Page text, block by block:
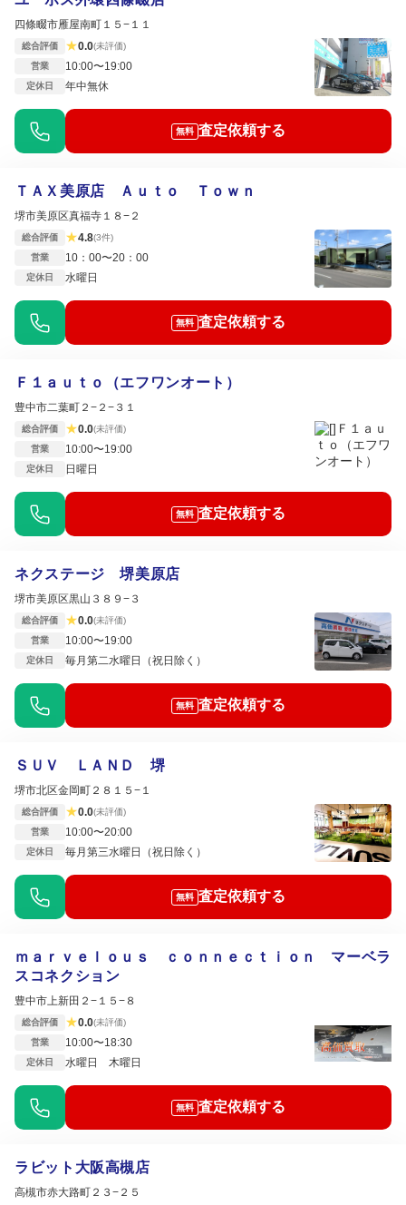
四條畷市雁屋南町１５−１１
総合評価 ★0.0(未評価)
営業
10:00〜19:00
定休日 年中無休
無料 査定依頼する
ＴＡＸ美原店 Ａｕｔｏ Ｔｏｗｎ
堺市美原区真福寺１８−２
総合評価 ★4.8(3件)
営業
10：00〜20：00
定休日 水曜日
無料 査定依頼する
Ｆ１ａｕｔｏ（エフワンオート）
豊中市二葉町２−２−３１
総合評価 ★0.0(未評価)
営業
10:00〜19:00
定休日 日曜日
無料 査定依頼する
ネクステージ 堺美原店
堺市美原区黒山３８９−３
総合評価 ★0.0(未評価)
営業
10:00〜19:00
定休日 毎月第二水曜日（祝日除く）
無料 査定依頼する
ＳＵＶ ＬＡＮＤ 堺
堺市北区金岡町２８１５−１
総合評価 ★0.0(未評価)
営業
10:00〜20:00
定休日 毎月第三水曜日（祝日除く）
無料 査定依頼する
ｍａｒｖｅｌｏｕｓ ｃｏｎｎｅｃｔｉｏｎ マーベラ
スコネクション
豊中市上新田２−１５−８
総合評価 ★0.0(未評価)
営業
10:00〜18:30
定休日 水曜日 木曜日
無料 査定依頼する
ラビット大阪高槻店
高槻市赤大路町２３−２５